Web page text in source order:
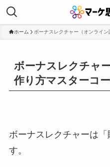
ホーム ボーナスレクチャー（オンライン
ボーナスレクチャ
作り方マスターコー
ボーナスレクチャーは
す。